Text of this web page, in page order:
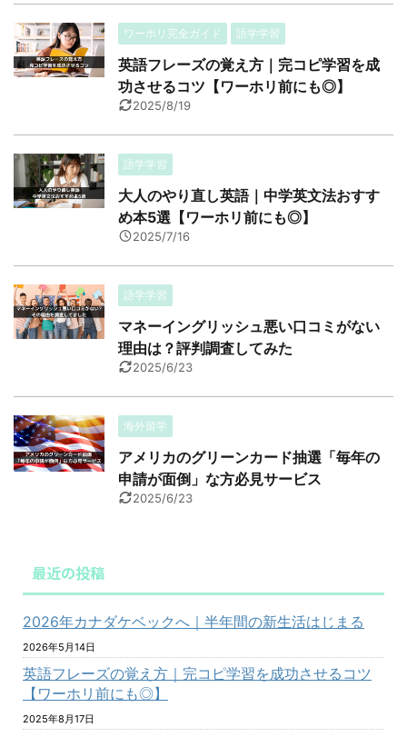
ワーホリ完全ガイド 語学学習
英語フレーズの覚え方｜完コピ学習を成
功させるコツ【ワーホリ前にも◎】
2025/8/19
語学学習
大人のやり直し英語｜中学英文法おすす
め本5選【ワーホリ前にも◎】
2025/7/16
語学学習
マネーイングリッシュ悪い口コミがない
理由は？評判調査してみた
2025/6/23
海外留学
アメリカのグリーンカード抽選「毎年の
申請が面倒」な方必見サービス
2025/6/23
最近の投稿
2026年カナダケベックへ｜半年間の新生活はじまる
2026年5月14日
英語フレーズの覚え方｜完コピ学習を成功させるコツ
【ワーホリ前にも◎】
2025年8月17日